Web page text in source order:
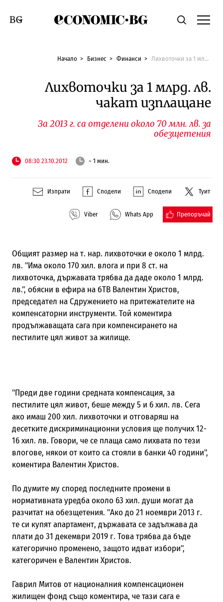
Economic.bgТърсене
Смяна на език
Начало Бизнес Финанси Лихвоточки за 1 млрд. лв. чакат изплащане
Лихвоточки за 1 млрд. лв.
чакат изплащане
За 2013 г. са отделени около 70 млн. лв. за
обезщетения
08:30 23.10.2012 ~ 1 мин.
Изпрати Сподели Сподели Туит
Viber Whats App Препоръчай
Общият размер на т. нар. лихвоточки е около 1 млрд.
лв. "Има около 170 хил. влога и при 8 ст. на
лихвоточка, държавата трябва да даде около 1 млрд.
лв.", обясни в ефира на бТВ Валентин Христов,
председател на Сдружението на притежателите на
компенсаторни инструменти. Той коментира
продължаващата сага при компенсирането на
пестилите цял живот за жилище.
"Преди две години средната компенсация, за
пестилите цял живот, беше между 5 и 6 хил. лв. Сега
ако имаш 200 хил. лихвоточки и отговаряш на
десетките дискриминационни условия ще получих 12-
16 хил. лв. Говори, че се плаща само лихвата по тези
влогове, някои от които са стояли в банки 40 години",
коментира Валентин Христов.
По думите му според последните промени в
нормативната уредба около 63 хил. души могат да
разчитат на обезщетения. "Ако до 21 ноември 2013 г.
те си купят апартамент, държавата се задължава да
плати до 31 декември 2019 г. Това трябва да бъде
категорично променено, защото идват избори",
категоричен е Валентин Христов.
Гаврил Митов от националния компенсационен
жилищен фонд също коментира, че тази сага е